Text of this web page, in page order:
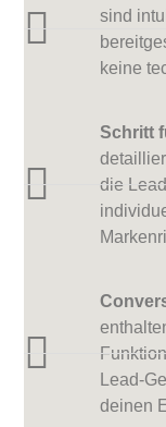
sind
keine
Schritt
die
Lead-
deinen